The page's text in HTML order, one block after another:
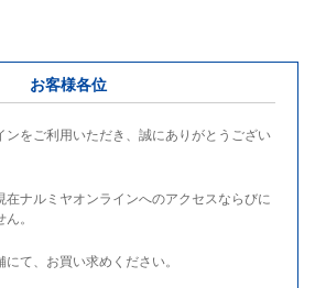
お客様各位
ンをご利用いただき、誠にありがとうござい
在ナルミヤオンラインへのアクセスならびに
。
て、お買い求めください。